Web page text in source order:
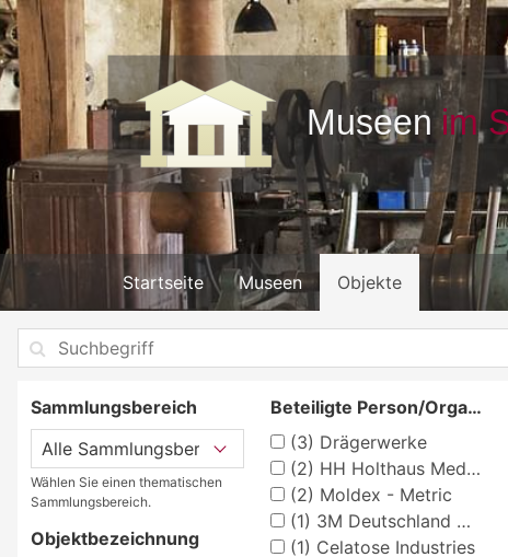
Startseite Museen Objekte
Sammlungsbereich
Wählen Sie einen thematischen
Sammlungsbereich.
Objektbezeichnung
Beteiligte Person/Organisation
(3) Drägerwerke
(2) HH Holthaus Medical
(2) Moldex - Metric
(1) 3M Deutschland Gmbh
(1) Celatose Industries